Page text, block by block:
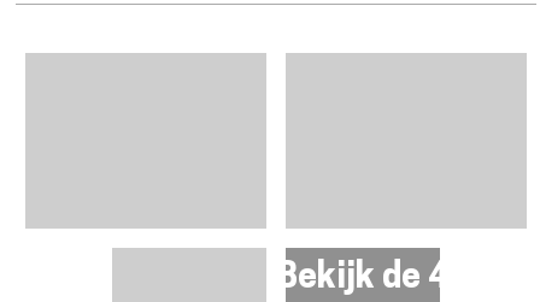
Bekijk de 4